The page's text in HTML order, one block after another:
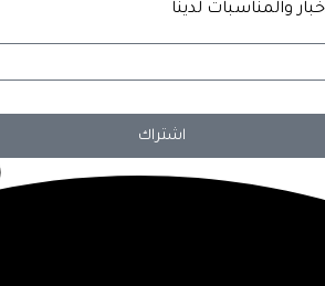
والمناسبات لدينا
اشتراك